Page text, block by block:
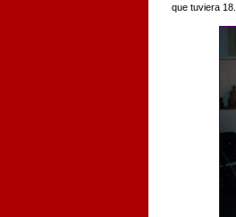
que tuviera 18.